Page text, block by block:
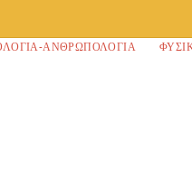
ΑΝΘΡΩΠΟΛΟΓΊΑ